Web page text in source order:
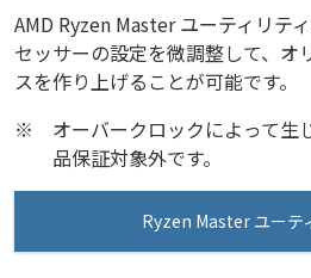
AMD Ryzen Master ユーティリテ
セッサーの設定を微調整して、オ
スを作り上げることが可能です。
※
オーバークロックによって生
品保証対象外です。
Ryzen Master ユーテ